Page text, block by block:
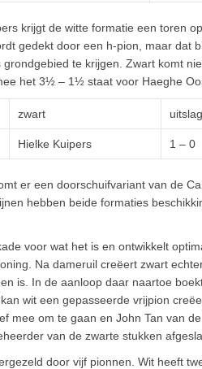
krijgt de witte formatie een toren
gedekt door een h-pion, maar dat
te krijgen. Zwart komt
het 3½ – 1½ staat voor Haeghe
zwart uitslag
Hielke Kuipers 1 – 0
er een doorschuifvariant van de
hebben beide formaties
voor wat het is en ontwikkelt
Na dameruil creëert zwart
is. In de aanloop daar naartoe
wit een gepasseerde vrijpion
mee om te gaan en John Tan van
van de zwarte stukken
door vijf pionnen. Wit heeft